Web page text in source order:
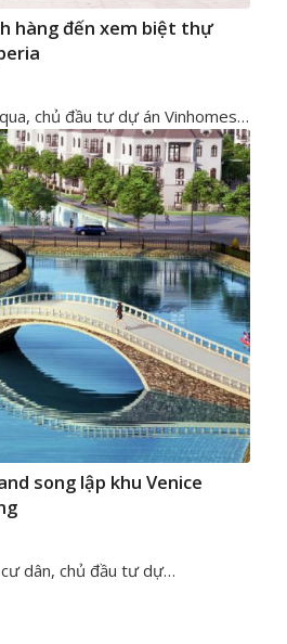
hàng đến xem biệt thự
chủ đầu tư dự án Vinhomes…
song lập khu Venice
dân, chủ đầu tư dự…